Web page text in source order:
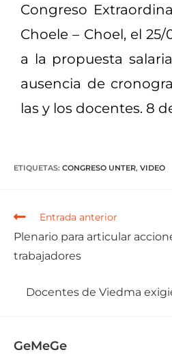
Congreso
Choele – Choel, el
a la propuesta
ausencia de
las y los docentes. 8
ETIQUETAS: CONGRESO UNTER, VIDEO
Entrada anterior
Plenario para articular
trabajadores
Docentes de Viedma
GeMeGe